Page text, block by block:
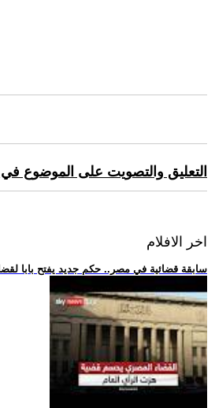
التعليق والتصويت على الموضوع
اخر الافلام
.. سابقة قضائية في مصر.. حكم جديد يفتح بابا